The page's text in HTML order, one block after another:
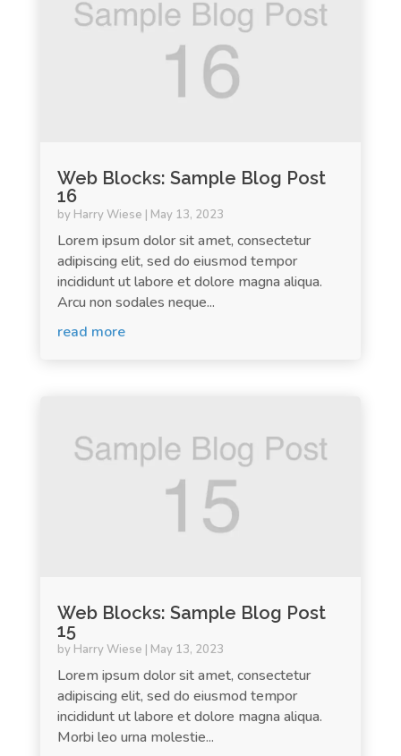
Web Blocks: Sample Blog Post
16
by Harry Wiese | May 13, 2023
Lorem ipsum dolor sit amet, consectetur
adipiscing elit, sed do eiusmod tempor
incididunt ut labore et dolore magna aliqua.
Arcu non sodales neque...
read more
Web Blocks: Sample Blog Post
15
by Harry Wiese | May 13, 2023
Lorem ipsum dolor sit amet, consectetur
adipiscing elit, sed do eiusmod tempor
incididunt ut labore et dolore magna aliqua.
Morbi leo urna molestie...